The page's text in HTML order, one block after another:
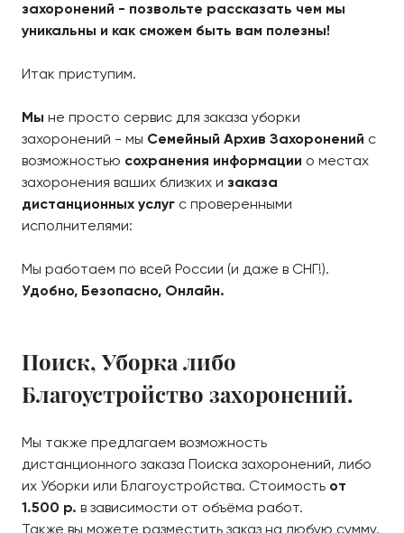
захоронений - позвольте рассказать чем мы
уникальны и как сможем быть вам полезны!
Итак приступим.
Мы не просто сервис для заказа уборки
захоронений - мы Семейный Архив Захоронений с
возможностью сохранения информации о местах
захоронения ваших близких и заказа
дистанционных услуг с проверенными
исполнителями:
Мы работаем по всей России (и даже в СНГ!).
Удобно, Безопасно, Онлайн.
Поиск, Уборка либо
Благоустройство захоронений.
Мы также предлагаем возможность
дистанционного заказа Поиска захоронений, либо
их Уборки или Благоустройства. Стоимость от
1.500 р. в зависимости от объёма работ.
Также вы можете разместить заказ на любую сумму,